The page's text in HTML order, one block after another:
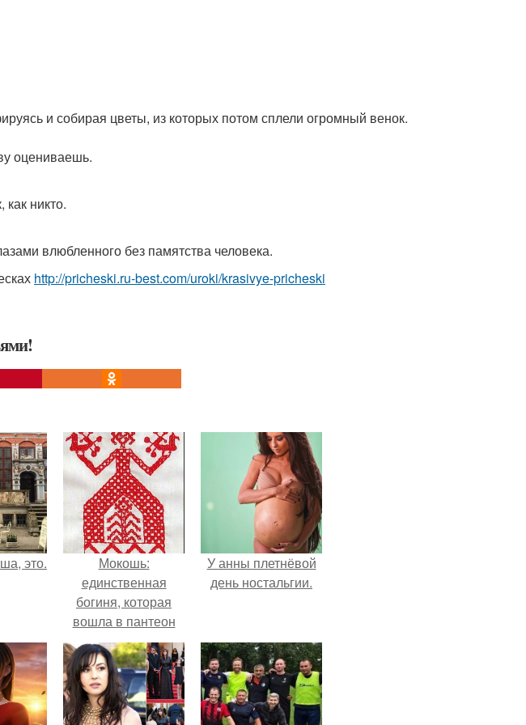
и собирая цветы, из которых потом сплели огромный венок.
оцениваешь.
никто.
влюбленного без памятства человека.
http://pricheski.ru-best.com/uroki/krasivye-pricheski
это.
Мокошь:
единственная
богиня, которая
вошла в пантеон
князя Владимира.
У анны плетнёвой
день ностальгии.